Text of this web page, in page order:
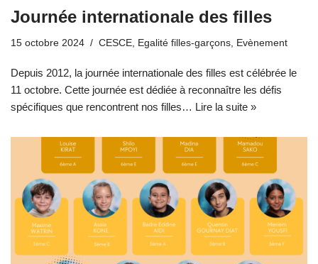
Journée internationale des filles
15 octobre 2024 CESCE, Egalité filles-garçons, Evènement
Depuis 2012, la journée internationale des filles est célébrée le
11 octobre. Cette journée est dédiée à reconnaître les défis
spécifiques que rencontrent nos filles… Lire la suite »